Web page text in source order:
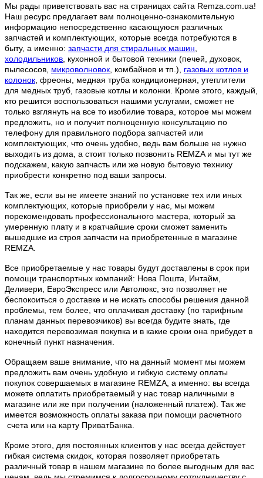
Мы рады приветствовать вас на страницах сайта Remza.com.ua!
Наш ресурс предлагает вам полноценно-ознакомительную
информацию непосредственно касающуюся различных
запчастей и комплектующих, которые всегда потребуются в
быту, а именно: запчасти для стиральных машин
холодильников , кухонной и бытовой техники (печей, духовок,
пылесосов, микроволновок , комбайнов и тп.), газовых котлов и
колонок , фреоны, медная труба кондиционерная, утеплители
для медных труб, газовые котлы и колонки. Кроме этого, каждый,
кто решится воспользоваться нашими услугами, сможет не
только взглянуть на все то изобилие товара, которое мы можем
предложить, но и получит полноценную консультацию по
телефону для правильного подбора запчастей или
комплектующих, что очень удобно, ведь вам больше не нужно
выходить из дома, а стоит только позвонить REMZA и мы тут же
подскажем, какую запчасть или же новую бытовую технику
приобрести конкретно под ваши запросы.
Так же, если вы не имеете знаний по установке тех или иных
комплектующих, которые приобрели у нас, мы можем
порекомендовать профессионального мастера, который за
умеренную плату и в кратчайшие сроки сможет заменить
вышедшие из строя запчасти на приобретенные в магазине
REMZA.
Все приобретаемые у нас товары будут доставлены в срок при
помощи транспортных компаний: Нова Пошта, Интайм,
Деливери, ЕвроЭкспресс или Автолюкс, это позволяет не
беспокоиться о доставке и не искать способы решения данной
проблемы, тем более, что оплачивая доставку (по тарифным
планам данных перевозчиков) вы всегда будите знать, где
находится перевозимая покупка и в какие сроки она прибудет в
конечный пункт назначения.
Обращаем ваше внимание, что на данный момент мы можем
предложить вам очень удобную и гибкую систему оплаты
покупок совершаемых в магазине REMZA , а именно: вы всегда
можете оплатить приобретаемый у нас товар наличными в
магазине или же при получении (наложенный платеж). Так же
имеется возможность оплаты заказа при помощи расчетного
счета или на карту ПриватБанка.
Кроме этого, для постоянных клиентов у нас всегда действует
гибкая система скидок, которая позволяет приобретать
различный товар в нашем магазине по более выгодным для вас